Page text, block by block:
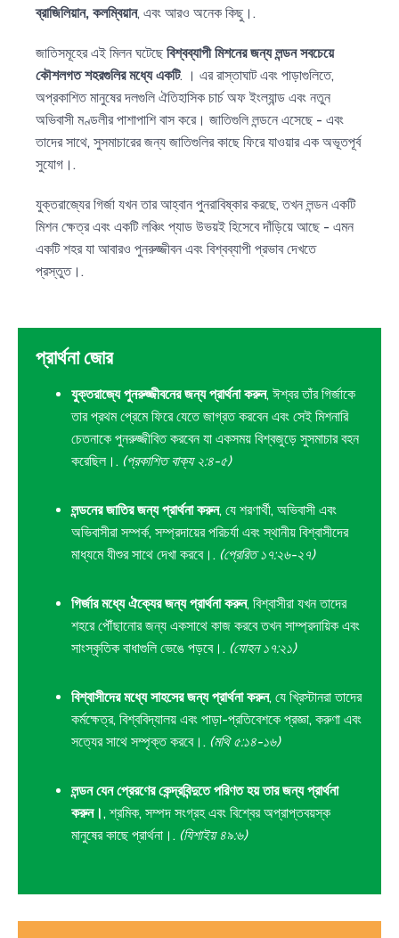
ব্রাজিলিয়ান, কলম্বিয়ান, এবং আরও অনেক কিছু।.
জাতিসমূহের এই মিলন ঘটেছে বিশ্বব্যাপী মিশনের জন্য লন্ডন সবচেয়ে
কৌশলগত শহরগুলির মধ্যে একটি. । এর রাস্তাঘাট এবং পাড়াগুলিতে,
অপ্রকাশিত মানুষের দলগুলি ঐতিহাসিক চার্চ অফ ইংল্যান্ড এবং নতুন
অভিবাসী মণ্ডলীর পাশাপাশি বাস করে। জাতিগুলি লন্ডনে এসেছে - এবং
তাদের সাথে, সুসমাচারের জন্য জাতিগুলির কাছে ফিরে যাওয়ার এক অভূতপূর্ব
সুযোগ।.
যুক্তরাজ্যের গির্জা যখন তার আহ্বান পুনরাবিষ্কার করছে, তখন লন্ডন একটি
মিশন ক্ষেত্র এবং একটি লঞ্চিং প্যাড উভয়ই হিসেবে দাঁড়িয়ে আছে - এমন
একটি শহর যা আবারও পুনরুজ্জীবন এবং বিশ্বব্যাপী প্রভাব দেখতে
প্রস্তুত।.
প্রার্থনা জোর
যুক্তরাজ্যে পুনরুজ্জীবনের জন্য প্রার্থনা করুন, ঈশ্বর তাঁর গির্জাকে
তার প্রথম প্রেমে ফিরে যেতে জাগ্রত করবেন এবং সেই মিশনারি
চেতনাকে পুনরুজ্জীবিত করবেন যা একসময় বিশ্বজুড়ে সুসমাচার বহন
করেছিল।. (প্রকাশিত বাক্য ২:৪-৫)
লন্ডনের জাতির জন্য প্রার্থনা করুন, যে শরণার্থী, অভিবাসী এবং
অভিবাসীরা সম্পর্ক, সম্প্রদায়ের পরিচর্যা এবং স্থানীয় বিশ্বাসীদের
মাধ্যমে যীশুর সাথে দেখা করবে।. (প্রেরিত ১৭:২৬-২৭)
গির্জার মধ্যে ঐক্যের জন্য প্রার্থনা করুন, বিশ্বাসীরা যখন তাদের
শহরে পৌঁছানোর জন্য একসাথে কাজ করবে তখন সাম্প্রদায়িক এবং
সাংস্কৃতিক বাধাগুলি ভেঙে পড়বে।. (যোহন ১৭:২১)
বিশ্বাসীদের মধ্যে সাহসের জন্য প্রার্থনা করুন, যে খ্রিস্টানরা তাদের
কর্মক্ষেত্র, বিশ্ববিদ্যালয় এবং পাড়া-প্রতিবেশকে প্রজ্ঞা, করুণা এবং
সত্যের সাথে সম্পৃক্ত করবে।. (মথি ৫:১৪-১৬)
লন্ডন যেন প্রেরণের কেন্দ্রবিন্দুতে পরিণত হয় তার জন্য প্রার্থনা
করুন।, শ্রমিক, সম্পদ সংগ্রহ এবং বিশ্বের অপ্রাপ্তবয়স্ক
মানুষের কাছে প্রার্থনা।. (যিশাইয় ৪৯:৬)